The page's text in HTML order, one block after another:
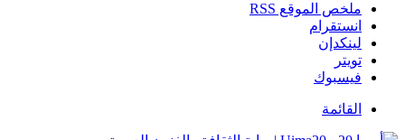
ملخص الموقع RSS
انستقرام
لينكدإن
تويتر
فيسبوك
القائمة